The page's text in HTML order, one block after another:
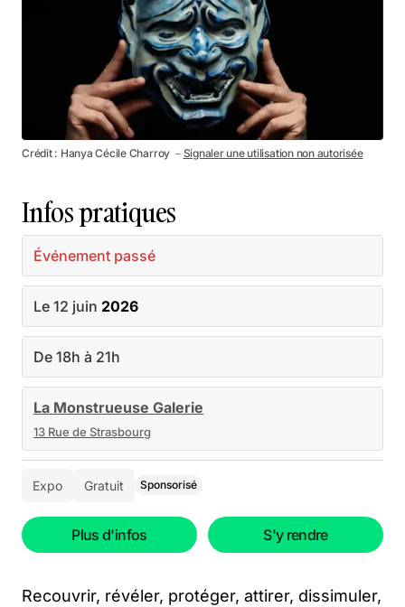
Crédit : Hanya Cécile Charroy － Signaler une utilisation non autorisée
Infos pratiques
Événement passé
Le 12 juin 2026
De 18h à 21h
La Monstrueuse Galerie
13 Rue de Strasbourg
Expo Gratuit Sponsorisé
Plus d'infos S'y rendre
Recouvrir, révéler, protéger, attirer, dissimuler,